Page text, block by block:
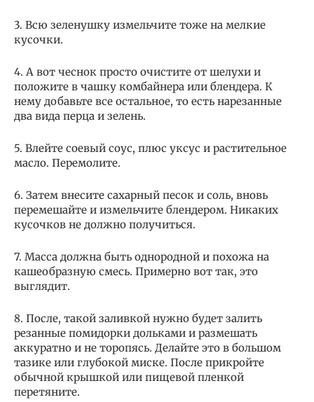
3. Всю зеленушку измельчите тоже на мелкие
кусочки.
4. А вот чеснок просто очистите от шелухи и
положите в чашку комбайнера или блендера. К
нему добавьте все остальное, то есть нарезанные
два вида перца и зелень.
5. Влейте соевый соус, плюс уксус и растительное
масло. Перемолите.
6. Затем внесите сахарный песок и соль, вновь
перемешайте и измельчите блендером. Никаких
кусочков не должно получиться.
7. Масса должна быть однородной и похожа на
кашеобразную смесь. Примерно вот так, это
выглядит.
8. После, такой заливкой нужно будет залить
резанные помидорки дольками и размешать
аккуратно и не торопясь. Делайте это в большом
тазике или глубокой миске. После прикройте
обычной крышкой или пищевой пленкой
перетяните.